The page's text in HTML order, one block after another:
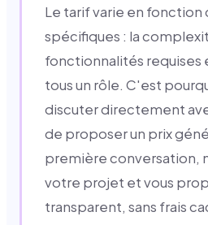
Le tarif varie en fonction
spécifiques : la
fonctionnalités requises
tous un rôle. C'est
discuter directement
de proposer un prix
première conversation,
votre projet et vous
transparent, sans frais